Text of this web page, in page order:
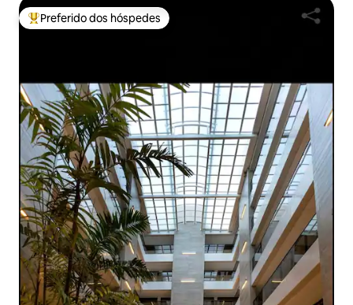
Entre os melhores preferidos dos hóspedes
Preferido dos hóspedes